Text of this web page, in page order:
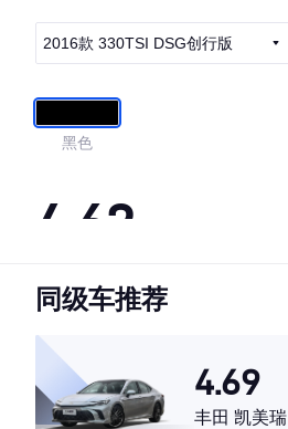
2016款 330TSI DSG创行版
黑色
4.62
·外观表现一般，低于63%同级车
·空间表现较为优秀，优于90%同级车
同级车推荐
4.69
丰田 凯美瑞